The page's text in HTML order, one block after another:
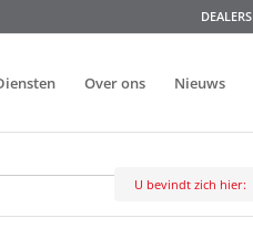
DEALERS
Over ons Nieuws
U bevindt zich hier: